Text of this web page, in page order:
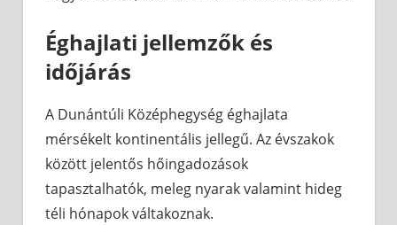
Éghajlati jellemzők és
időjárás
A Dunántúli Középhegység éghajlata
mérsékelt kontinentális jellegű. Az évszakok
között jelentős hőingadozások
tapasztalhatók, meleg nyarak valamint hideg
téli hónapok váltakoznak.